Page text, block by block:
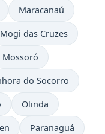
Maracanaú
Mogi das Cruzes
Mossoró
do Socorro
Olinda
Paranaguá